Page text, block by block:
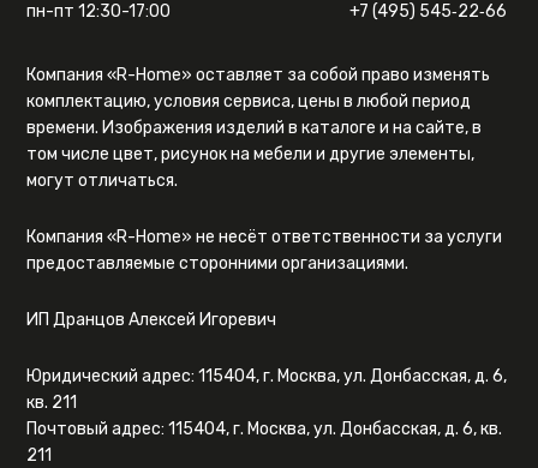
пн-пт 12:30-17:00
+7 (495) 545‑22‑66
Компания «R-Home» оставляет за собой право изменять
комплектацию, условия сервиса, цены в любой период
времени. Изображения изделий в каталоге и на сайте, в
том числе цвет, рисунок на мебели и другие элементы,
могут отличаться.
Компания «R-Home» не несёт ответственности за услуги
предоставляемые сторонними организациями.
ИП Дранцов Алексей Игоревич
Юридический адрес: 115404, г. Москва, ул. Донбасская, д. 6,
кв. 211
Почтовый адрес: 115404, г. Москва, ул. Донбасская, д. 6, кв.
211